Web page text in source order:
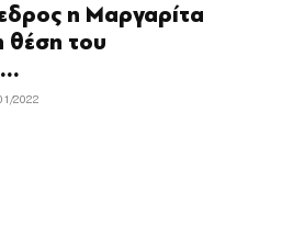
η Μαργαρίτα
θέση του
2022